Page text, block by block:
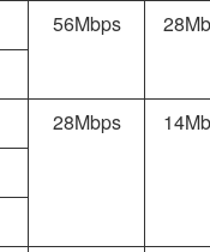
56Mbps
28Mbps